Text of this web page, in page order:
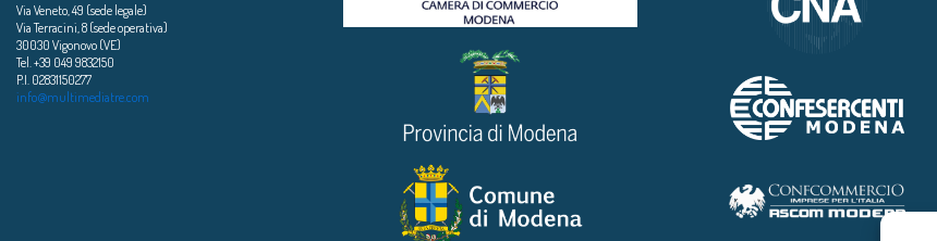
Via Veneto, 49 (sede legale)
Via Terracini, 8 (sede operativa)
30030 Vigonovo (VE)
Tel. +39 049 9832150
P.I. 02831150277
info@multimediatre.com